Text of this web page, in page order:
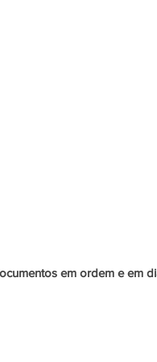
em ordem e em